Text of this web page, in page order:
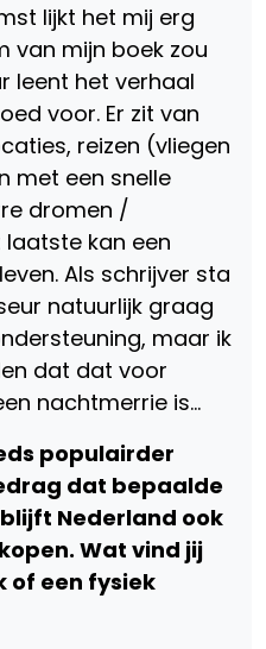
lijkt het mij erg
van mijn boek zou
leent het verhaal
voor. Er zit van
reizen (vliegen
met een snelle
dromen /
kan een
Als schrijver sta
natuurlijk graag
maar ik
dat dat voor
nachtmerrie is…
populairder
dat bepaalde
Nederland ook
Wat vind jij
of een fysiek